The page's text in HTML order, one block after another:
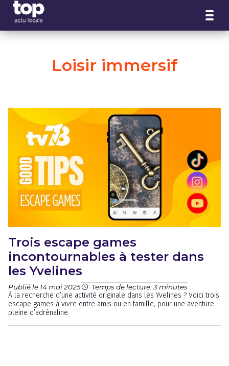
Loisir immersif
Trois escape games
incontournables à tester dans
les Yvelines
Publié le 14 mai 2025 Temps de lecture: 3 minutes
À la recherche d’une activité originale dans les Yvelines ? Voici trois
escape games à vivre entre amis ou en famille, pour une aventure
pleine d’adrénaline.
Panneau de gestion des cookies